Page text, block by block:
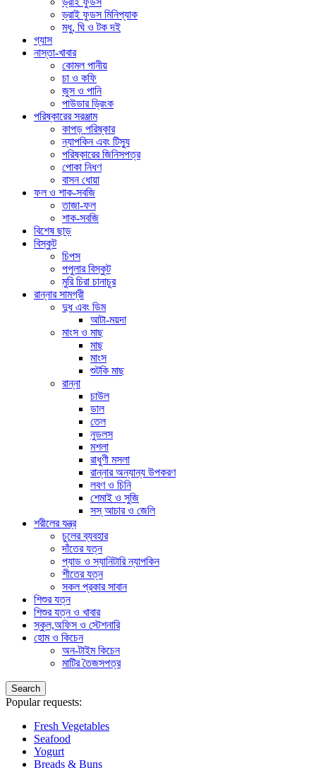
ড্রাই ফুডস মিনিপ্যাক
মধু, ঘি ও টক দই
গ্যাস
নাস্তা-খাবার
কোমল পানীয়
চা ও কফি
জুস ও পানি
পাউডার ড্রিংক
পরিষ্কারের সরঞ্জাম
কাপড় পরিষ্কার
ন্যাপকিন এবং টিস্যু
পরিষ্কারের জিনিসপত্র
পোকা নিধণ
বাসন ধোয়া
ফল ও শাক-সবজি
তাজা-ফল
শাক-সবজি
বিশেষ ছাড়
বিস্কুট
চিপস
পপুলার বিস্কুট
মুরি চিরা চানাচুর
রান্নার সামগ্রী
দুধ এবং ডিম
আটা-ময়দা
মাংস ও মাছ
মাছ
মাংস
শুটকি মাছ
রান্না
চাউল
ডাল
তেল
নুডলস
মশলা
রাধুণী মসলা
রান্নার অন্যান্য উপকরণ
লবণ ও চিনি
শেমাই ও সুজি
সস্ আচার ও জেলি
শরীলের যন্ত্র
চুলের ব্যবহার
দাঁতের যত্ন
প্যাড ও স্যানিটারি ন্যাপকিন
শীতের যত্ন
সকল প্রকার সাবান
শিশুর যত্ন
শিশুর যত্ন ও খাবার
স্কুল,অফিস ও স্টেশনারি
হোম ও কিচেন
অন-টাইম কিচেন
মাটির তৈজসপত্র
Search
Popular requests:
Fresh Vegetables
Seafood
Yogurt
Breads & Buns